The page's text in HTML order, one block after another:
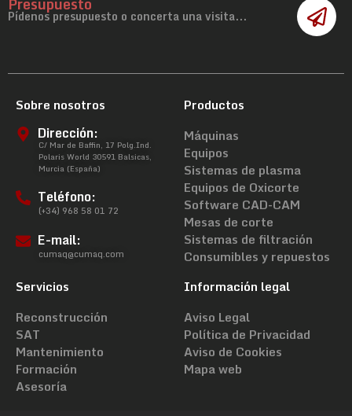
Pídenos presupuesto o concerta una visita...
Sobre nosotros
Dirección:
C/ Mar de Baffin, 17 Polg.Ind.
Polaris World 30591 Balsicas,
Murcia (España)
Teléfono:
(+34) 968 58 01 72
E-mail:
cumaq@cumaq.com
Productos
Máquinas
Equipos
Sistemas de plasma
Equipos de Oxicorte
Software CAD-CAM
Mesas de corte
Sistemas de filtración
Consumibles y repuestos
Servicios
Reconstrucción
SAT
Mantenimiento
Formación
Asesoría
Información legal
Aviso Legal
Política de Privacidad
Aviso de Cookies
Mapa web